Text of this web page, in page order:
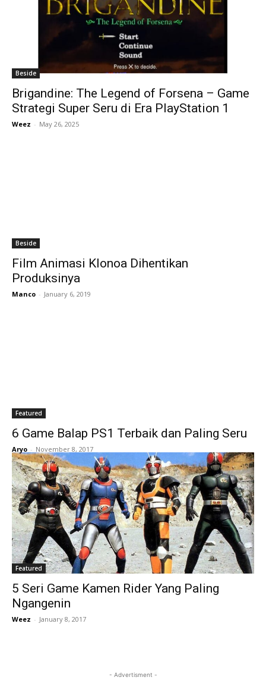
Beside
Brigandine: The Legend of Forsena – Game
Strategi Super Seru di Era PlayStation 1
Weez - May 26, 2025
Beside
Film Animasi Klonoa Dihentikan
Produksinya
Manco - January 6, 2019
Featured
6 Game Balap PS1 Terbaik dan Paling Seru
Aryo - November 8, 2017
Featured
5 Seri Game Kamen Rider Yang Paling
Ngangenin
Weez - January 8, 2017
- Advertisment -